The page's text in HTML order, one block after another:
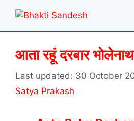
content
आता रहूं दरबार भोलेनाथ
30 October
Satya Prakash